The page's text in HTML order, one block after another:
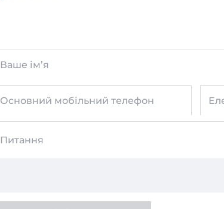
Ваше ім’я
Основний мобільний телефон
Питання